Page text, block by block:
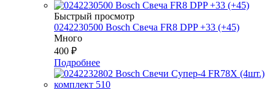
Быстрый просмотр
0242230500 Bosch Свеча FR8 DPP +33 (+45)
Много
400 ₽
Подробнее